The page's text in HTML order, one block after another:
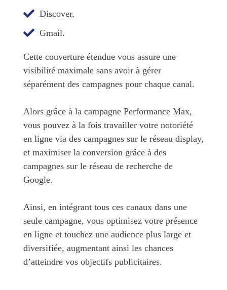
Discover,
Gmail.
Cette couverture étendue vous assure une
visibilité maximale sans avoir à gérer
séparément des campagnes pour chaque canal.
Alors grâce à la campagne Performance Max,
vous pouvez à la fois travailler votre notoriété
en ligne via des campagnes sur le réseau display,
et maximiser la conversion grâce à des
campagnes sur le réseau de recherche de
Google.
Ainsi, en intégrant tous ces canaux dans une
seule campagne, vous optimisez votre présence
en ligne et touchez une audience plus large et
diversifiée, augmentant ainsi les chances
d’atteindre vos objectifs publicitaires.